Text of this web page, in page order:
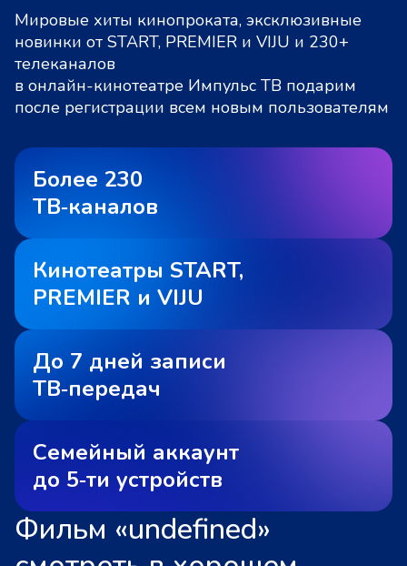
Мировые хиты кинопроката, эксклюзивные
новинки от START, PREMIER и VIJU и 230+
телеканалов
в онлайн-кинотеатре Импульс ТВ подарим
после регистрации всем новым пользователям
Более 230
ТВ‑каналов
Кинотеатры START,
PREMIER и VIJU
До 7 дней записи
ТВ‑передач
Семейный аккаунт
до 5‑ти устройств
Фильм «undefined»